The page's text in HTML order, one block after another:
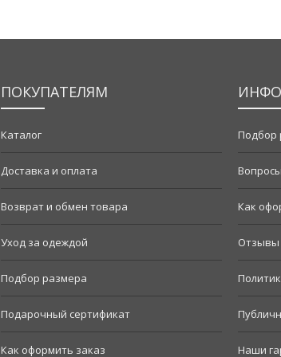
ПОКУПАТЕЛЯМ
Каталог
Доставка и оплата
Возврат и обмен товара
Уход за одеждой
Подбор размера
Подарочный сертификат
Как оформить заказ
Подбор
Как
Отзывы
Наши